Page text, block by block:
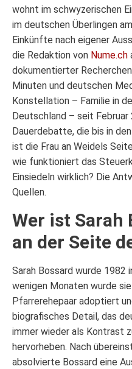
wohnt im schwyzerischen
im deutschen Überlingen
Einkünfte nach eigener
die Redaktion von Nume.ch
dokumentierter
Minuten und deutschen
Konstellation – Familie in
Deutschland – seit
Dauerdebatte, die bis in
ist die Frau an Weidels
wie funktioniert das
Einsiedeln wirklich? Die
Quellen.
Wer ist Sarah
an der Seite
Sarah Bossard wurde 1982
wenigen Monaten wurde
Pfarrerehepaar adoptiert
biografisches Detail, das
immer wieder als Kontrast
hervorheben. Nach
absolvierte Bossard eine